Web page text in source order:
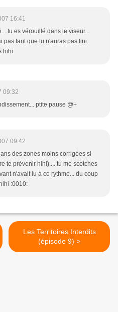
16:41
tu es vérouillé dans le viseur...
pas tant que tu n'auras pas fini
hihi
09:32
ptite pause @+
09:42
des zones moins corrigées si
te prévenir hihi).... tu me scotches
n'avait lu à ce rythme... du coup
:0010:
Les Territoires Interdits
(épisode 9) >